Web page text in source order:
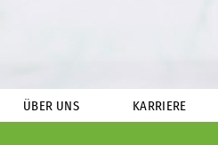
ÜBER UNS KARRIERE